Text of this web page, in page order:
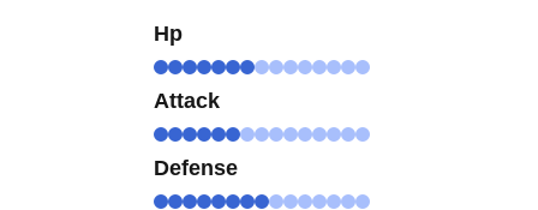
Hp
Attack
Defense